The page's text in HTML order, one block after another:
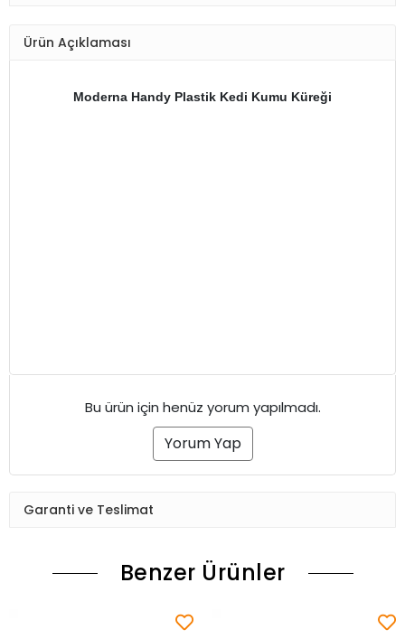
Ürün Açıklaması
Moderna Handy Plastik Kedi Kumu Küreği
Bu ürün için henüz yorum yapılmadı.
Yorum Yap
Garanti ve Teslimat
Benzer Ürünler